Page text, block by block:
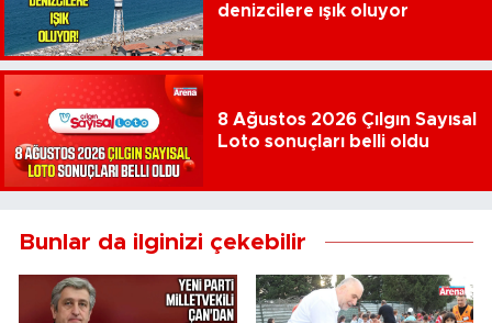
denizcilere ışık oluyor
8 Ağustos 2026 Çılgın Sayısal
Loto sonuçları belli oldu
Bunlar da ilginizi çekebilir